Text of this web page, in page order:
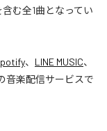
む全1曲となってい
、 LINE MUSIC、
音楽配信サービスで